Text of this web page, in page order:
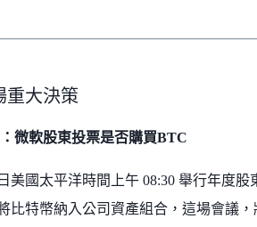
重大決策
：微軟股東投票是否購買BTC
美國太平洋時間上午 08:30 舉行年度股
比特幣納入公司資產組合，這場會議，